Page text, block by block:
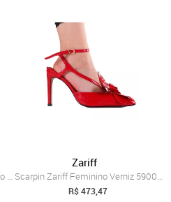
Scarpin Feminino Solado Vermelho Zariff ...
Zariff
Scarpin Zariff Feminino Verniz 5900009 Z...
R$ 473,47